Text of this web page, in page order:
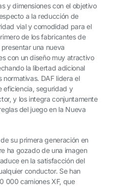
y dimensiones con el objetivo
a la reducción de
vial y comodidad para el
de los fabricantes de
una nueva
con un diseño muy atractivo
la libertad adicional
DAF lidera el
eficiencia, seguridad y
y los integra conjuntamente
del juego en la Nueva
su primera generación en
ha gozado de una imagen
en la satisfacción del
conductor. Se han
000 camiones XF, que